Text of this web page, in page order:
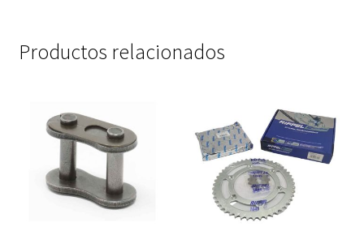
Productos relacionados